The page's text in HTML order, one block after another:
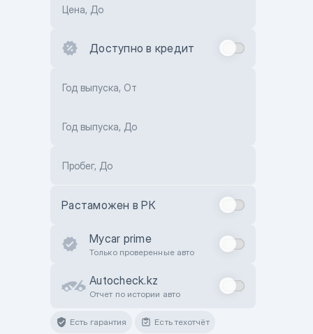
Цена, До
Доступно в кредит
Год выпуска, От
Год выпуска, До
Пробег, До
Растаможен в РК
Mycar prime
Только проверенные авто
Autocheck.kz
Отчет по истории авто
Есть гарантия Есть техотчёт